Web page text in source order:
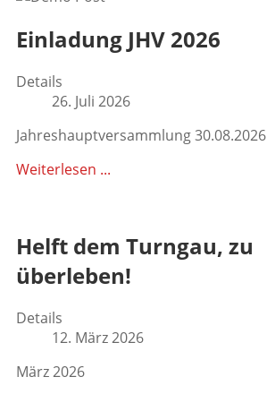
Einladung JHV 2026
Details
26. Juli 2026
Jahreshauptversammlung 30.08.2026
Weiterlesen ...
Helft dem Turngau, zu
überleben!
Details
12. März 2026
März 2026